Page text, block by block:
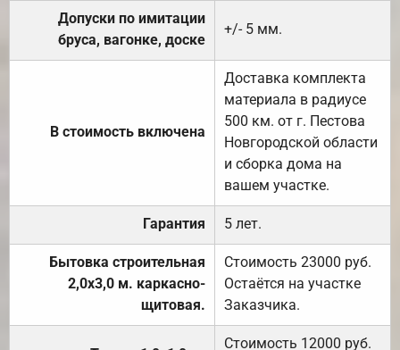
Допуски по имитации
бруса, вагонке, доске
+/- 5 мм.
В стоимость включена
Доставка комплекта
материала в радиусе
500 км. от г. Пестова
Новгородской области
и сборка дома на
вашем участке.
Гарантия 5 лет.
Бытовка строительная
2,0х3,0 м. каркасно-
щитовая.
Стоимость 23000 руб.
Остаётся на участке
Заказчика.
Стоимость 12000 руб.